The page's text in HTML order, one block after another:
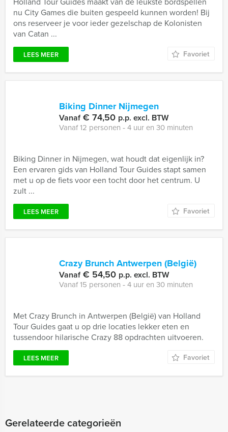
nu City Games die buiten gespeeld kunnen worden! Bij
ons reserveer je voor ieder gezelschap de Kolonisten
van Catan ...
LEES MEER Favoriet
Biking Dinner Nijmegen
Vanaf€ 74,50 p.p. excl. BTW
Vanaf 12 personen ‐ 4 uur en 30 minuten
Biking Dinner in Nijmegen, wat houdt dat eigenlijk in?
Een ervaren gids van Holland Tour Guides stapt samen
met u op de fiets voor een tocht door het centrum. U
zult ...
LEES MEER Favoriet
Crazy Brunch Antwerpen (België)
Vanaf€ 54,50 p.p. excl. BTW
Vanaf 15 personen ‐ 4 uur en 30 minuten
Met Crazy Brunch in Antwerpen (België) van Holland
Tour Guides gaat u op drie locaties lekker eten en
tussendoor hilarische Crazy 88 opdrachten uitvoeren.
LEES MEER Favoriet
Gerelateerde categorieën